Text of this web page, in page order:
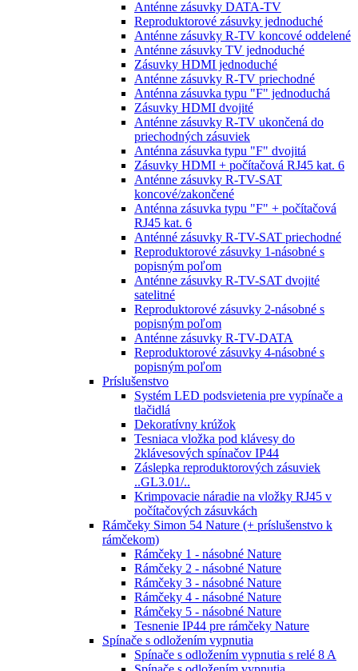
Anténne zásuvky DATA-TV
Reproduktorové zásuvky jednoduché
Anténne zásuvky R-TV koncové oddelené
Anténne zásuvky TV jednoduché
Zásuvky HDMI jednoduché
Anténne zásuvky R-TV priechodné
Anténna zásuvka typu "F" jednoduchá
Zásuvky HDMI dvojité
Anténne zásuvky R-TV ukončená do
priechodných zásuviek
Anténna zásuvka typu "F" dvojitá
Zásuvky HDMI + počítačová RJ45 kat. 6
Anténne zásuvky R-TV-SAT
koncové/zakončené
Anténna zásuvka typu "F" + počítačová
RJ45 kat. 6
Anténné zásuvky R-TV-SAT priechodné
Reproduktorové zásuvky 1-násobné s
popisným poľom
Anténne zásuvky R-TV-SAT dvojité
satelitné
Reproduktorové zásuvky 2-násobné s
popisným poľom
Anténne zásuvky R-TV-DATA
Reproduktorové zásuvky 4-násobné s
popisným poľom
Príslušenstvo
Systém LED podsvietenia pre vypínače a
tlačidlá
Dekoratívny krúžok
Tesniaca vložka pod klávesy do
2klávesových spínačov IP44
Záslepka reproduktorových zásuviek
..GL3.01/..
Krimpovacie náradie na vložky RJ45 v
počítačových zásuvkách
Rámčeky Simon 54 Nature (+ príslušenstvo k
rámčekom)
Rámčeky 1 - násobné Nature
Rámčeky 2 - násobné Nature
Rámčeky 3 - násobné Nature
Rámčeky 4 - násobné Nature
Rámčeky 5 - násobné Nature
Tesnenie IP44 pre rámčeky Nature
Spínače s odložením vypnutia
Spínače s odložením vypnutia s relé 8 A